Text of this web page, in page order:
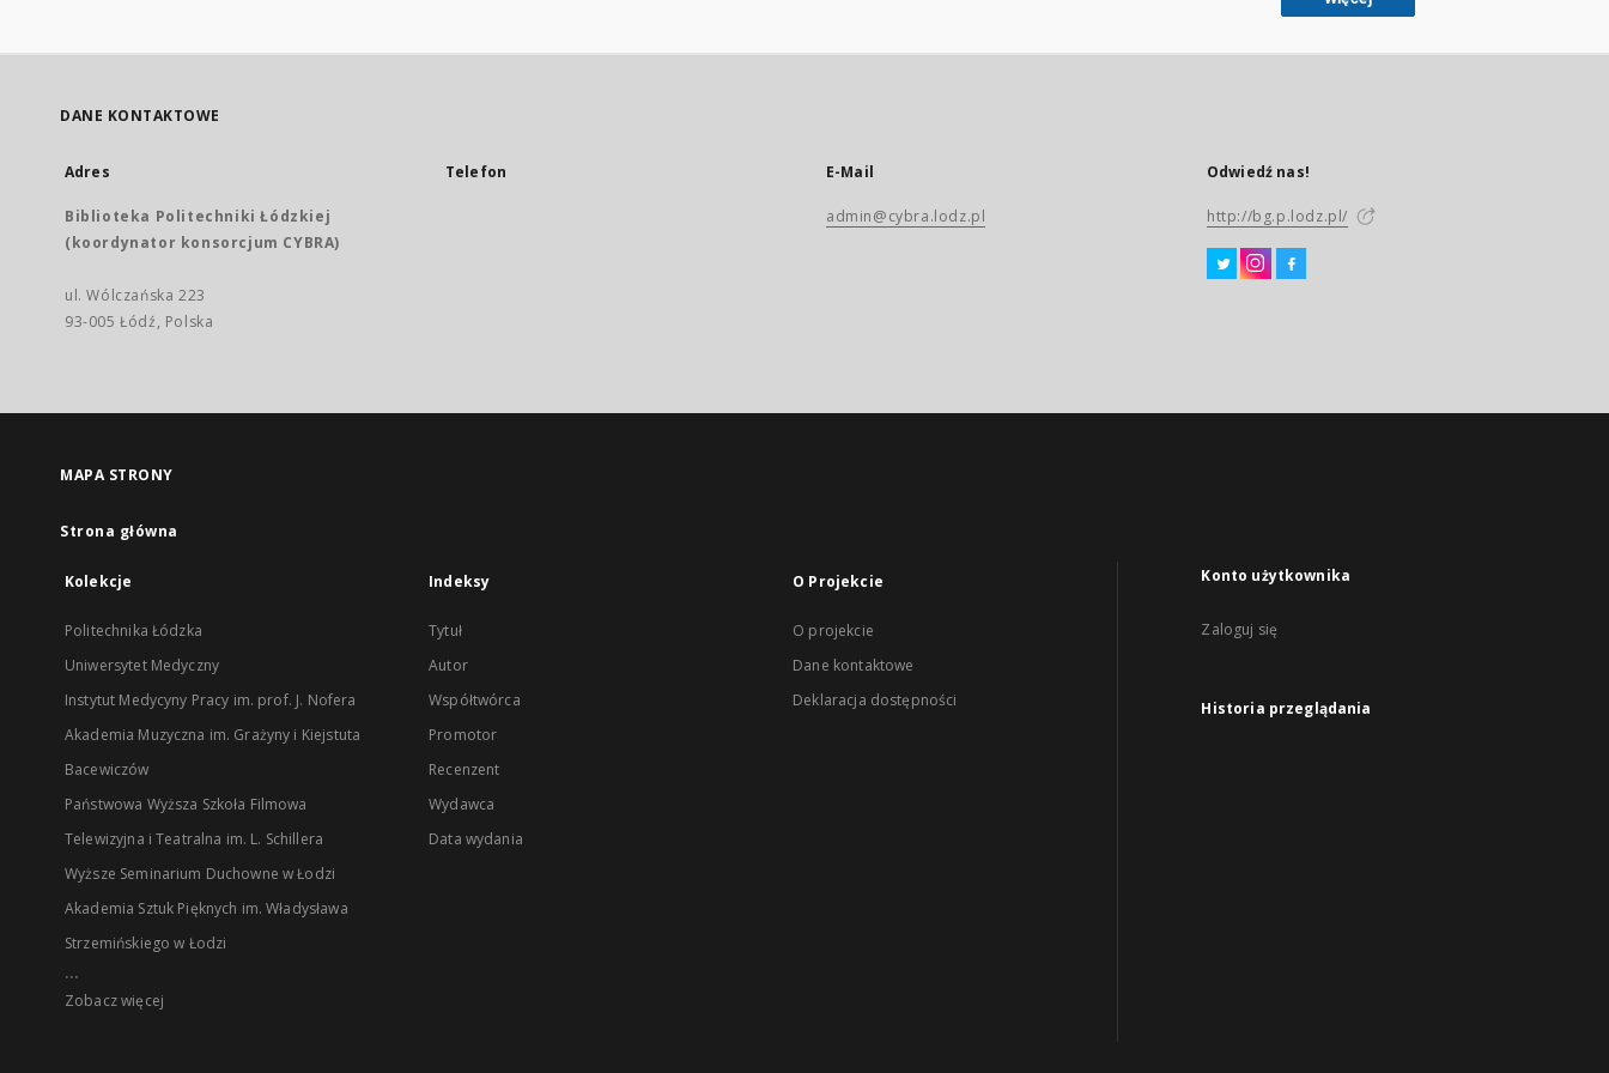
DANE KONTAKTOWE
Adres
Biblioteka Politechniki Łódzkiej
(koordynator konsorcjum CYBRA)
ul. Wólczańska 223
93-005 Łódź, Polska
Telefon E-Mail
admin@cybra.lodz.pl
Odwiedź nas!
http://bg.p.lodz.pl/
MAPA STRONY
Strona główna
Kolekcje
Politechnika Łódzka
Uniwersytet Medyczny
Instytut Medycyny Pracy im. prof. J. Nofera
Akademia Muzyczna im. Grażyny i Kiejstuta
Bacewiczów
Państwowa Wyższa Szkoła Filmowa
Telewizyjna i Teatralna im. L. Schillera
Wyższe Seminarium Duchowne w Łodzi
Akademia Sztuk Pięknych im. Władysława
Strzemińskiego w Łodzi
...
Zobacz więcej
Indeksy
Tytuł
Autor
Współtwórca
Promotor
Recenzent
Wydawca
Data wydania
O Projekcie
O projekcie
Dane kontaktowe
Deklaracja dostępności
Konto użytkownika
Zaloguj się
Historia przeglądania